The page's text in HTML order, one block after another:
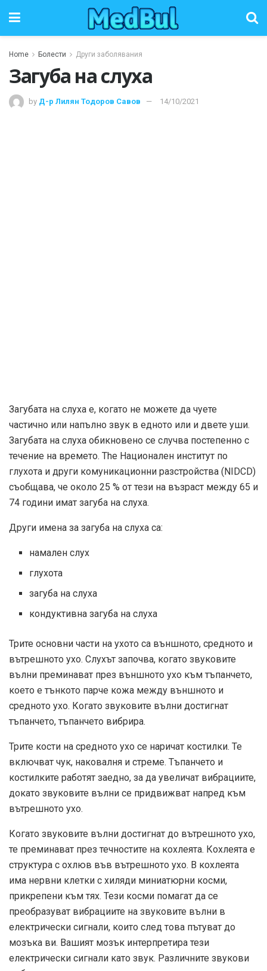
Home Болести Други заболявания
Загуба на слуха
by Д-р Лилян Тодоров Савов 14/10/2021
Загубата на слуха е, когато не можете да чуете
частично или напълно звук в едното или и двете уши.
Загубата на слуха обикновено се случва постепенно с
течение на времето. The Национален институт по
глухота и други комуникационни разстройства (NIDCD)
съобщава, че около 25 % от тези на възраст между 65 и
74 години имат загуба на слуха.
Други имена за загуба на слуха са:
намален слух
глухота
загуба на слуха
кондуктивна загуба на слуха
Трите основни части на ухото са външното, средното и
вътрешното ухо. Слухът започва, когато звуковите
вълни преминават през външното ухо към тъпанчето,
което е тънкото парче кожа между външното и
средното ухо. Когато звуковите вълни достигнат
тъпанчето, тъпанчето вибрира.
Трите кости на средното ухо се наричат ​​костилки. Те
включват чук, наковалня и стреме. Тъпанчето и
костилките работят заедно, за да увеличат вибрациите,
докато звуковите вълни се придвижват напред към
вътрешното ухо.
Когато звуковите вълни достигнат до вътрешното ухо,
те преминават през течностите на кохлеята. Кохлеята е
структура с охлюв във вътрешното ухо. В кохлеята
има нервни клетки с хиляди миниатюрни косми,
прикрепени към тях. Тези косми помагат да се
преобразуват вибрациите на звуковите вълни в
електрически сигнали, които след това пътуват до
мозъка ви. Вашият мозък интерпретира тези
електрически сигнали като звук. Различните звукови